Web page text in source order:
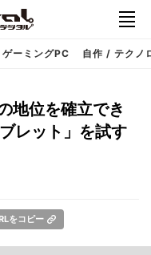
ゲーミングPC 自作 / テクノ
地位を確立でき
レット」を試す
をコピー